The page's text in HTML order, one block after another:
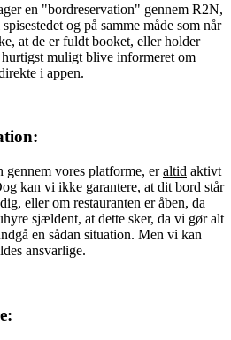
en "bordreservation" gennem R2N,
og på samme måde som når
at de er fuldt booket, eller holder
muligt blive informeret om
i appen.
vores platforme, eraltid aktivt
kan vi ikke garantere, at dit bord står
eller om restauranten er åben, da
sjældent, at dette sker, da vi gør alt
en sådan situation. Men vi kan
ansvarlige.